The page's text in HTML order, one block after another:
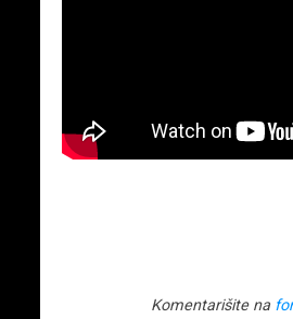
Komentarišite na